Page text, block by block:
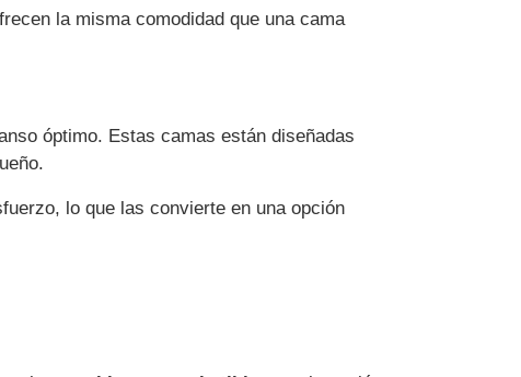
la misma comodidad que una cama
óptimo. Estas camas están diseñadas
lo que las convierte en una opción